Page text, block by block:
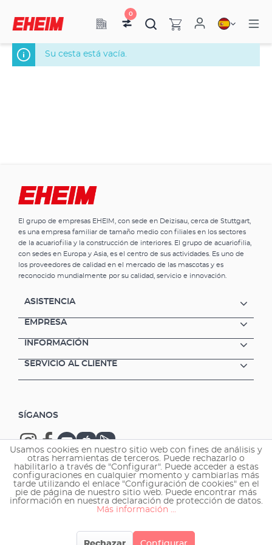
0
Su cesta está vacía.
El grupo de empresas EHEIM, con sede en Deizisau, cerca de Stuttgart,
es una empresa familiar de tamaño medio con filiales en los sectores
de la acuariofilia y la construcción de interiores. El grupo de acuariofilia,
con sedes en Europa y Asia, es el centro de sus actividades. Es uno de
los proveedores de calidad en el mercado de las mascotas y es
reconocido mundialmente por su calidad, servicio e innovación.
ASISTENCIA
EMPRESA
INFORMACIÓN
SERVICIO AL CLIENTE
SÍGANOS
Copyright © 2026 EHEIM GmbH & Co. KG.
Usamos cookies en nuestro sitio web con fines de análisis y
otras herramientas de terceros. Puede rechazarlo o
habilitarlo a través de "Configurar". Puede acceder a estas
configuraciones en cualquier momento y cambiarlas más
tarde utilizando el enlace "Configuración de cookies" en el
pie de página de nuestro sitio web. Puede encontrar más
información en nuestra declaración de protección de datos.
Más información ...